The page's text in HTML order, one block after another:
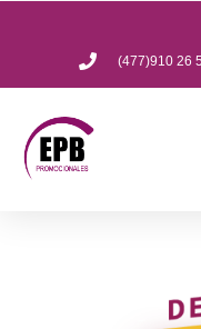
(477)910 26